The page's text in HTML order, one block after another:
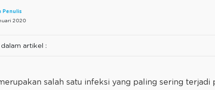
Penulis
2020
artikel :
salah satu infeksi yang paling sering terjadi